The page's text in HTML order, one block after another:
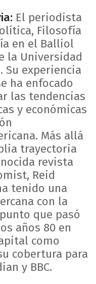
El periodista
Filosofía
en el Balliol
la Universidad
Su experiencia
ha enfocado
las tendencias
y económicas
Más allá
trayectoria
revista
Reid
tenido una
con la
que pasó
años 80 en
como
cobertura para
y BBC.